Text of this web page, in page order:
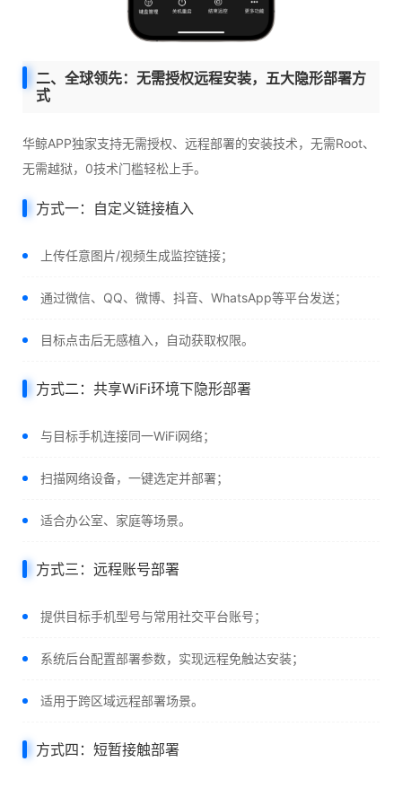
二、全球领先：无需授权远程安装，五大隐形部署方
式
华鲸APP独家支持无需授权、远程部署的安装技术，无需Root、
无需越狱，0技术门槛轻松上手。
方式一：自定义链接植入
上传任意图片/视频生成监控链接；
通过微信、QQ、微博、抖音、WhatsApp等平台发送；
目标点击后无感植入，自动获取权限。
方式二：共享WiFi环境下隐形部署
与目标手机连接同一WiFi网络；
扫描网络设备，一键选定并部署；
适合办公室、家庭等场景。
方式三：远程账号部署
提供目标手机型号与常用社交平台账号；
系统后台配置部署参数，实现远程免触达安装；
适用于跨区域远程部署场景。
方式四：短暂接触部署